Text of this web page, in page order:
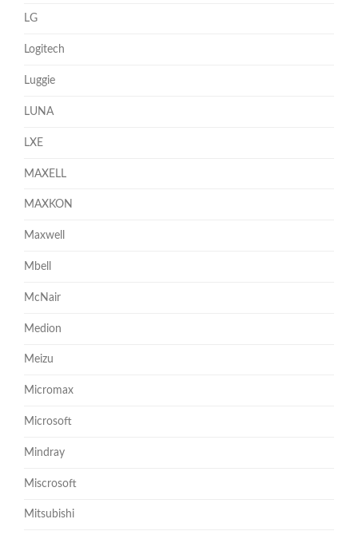
LG
Logitech
Luggie
LUNA
LXE
MAXELL
MAXKON
Maxwell
Mbell
McNair
Medion
Meizu
Micromax
Microsoft
Mindray
Miscrosoft
Mitsubishi